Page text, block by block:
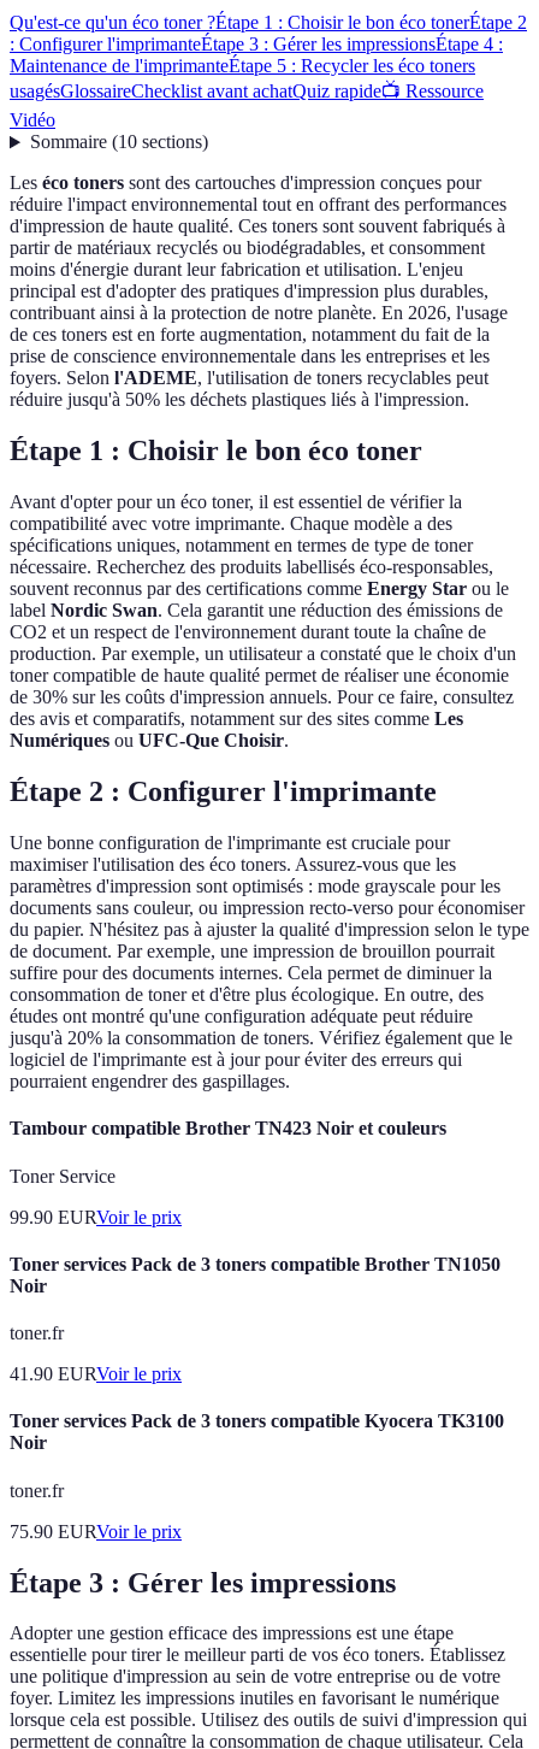
Qu'est-ce qu'un éco toner ?Étape 1 : Choisir le bon éco tonerÉtape 2
: Configurer l'imprimanteÉtape 3 : Gérer les impressionsÉtape 4 :
Maintenance de l'imprimanteÉtape 5 : Recycler les éco toners
usagésGlossaireChecklist avant achatQuiz rapide📺 Ressource
Vidéo
Sommaire(10 sections)
Les éco toners sont des cartouches d'impression conçues pour
réduire l'impact environnemental tout en offrant des performances
d'impression de haute qualité. Ces toners sont souvent fabriqués à
partir de matériaux recyclés ou biodégradables, et consomment
moins d'énergie durant leur fabrication et utilisation. L'enjeu
principal est d'adopter des pratiques d'impression plus durables,
contribuant ainsi à la protection de notre planète. En 2026, l'usage
de ces toners est en forte augmentation, notamment du fait de la
prise de conscience environnementale dans les entreprises et les
foyers. Selon l'ADEME, l'utilisation de toners recyclables peut
réduire jusqu'à 50% les déchets plastiques liés à l'impression.
Étape 1 : Choisir le bon éco toner
Avant d'opter pour un éco toner, il est essentiel de vérifier la
compatibilité avec votre imprimante. Chaque modèle a des
spécifications uniques, notamment en termes de type de toner
nécessaire. Recherchez des produits labellisés éco-responsables,
souvent reconnus par des certifications comme Energy Star ou le
label Nordic Swan. Cela garantit une réduction des émissions de
CO2 et un respect de l'environnement durant toute la chaîne de
production. Par exemple, un utilisateur a constaté que le choix d'un
toner compatible de haute qualité permet de réaliser une économie
de 30% sur les coûts d'impression annuels. Pour ce faire, consultez
des avis et comparatifs, notamment sur des sites comme Les
Numériques ou UFC-Que Choisir.
Étape 2 : Configurer l'imprimante
Une bonne configuration de l'imprimante est cruciale pour
maximiser l'utilisation des éco toners. Assurez-vous que les
paramètres d'impression sont optimisés : mode grayscale pour les
documents sans couleur, ou impression recto-verso pour économiser
du papier. N'hésitez pas à ajuster la qualité d'impression selon le type
de document. Par exemple, une impression de brouillon pourrait
suffire pour des documents internes. Cela permet de diminuer la
consommation de toner et d'être plus écologique. En outre, des
études ont montré qu'une configuration adéquate peut réduire
jusqu'à 20% la consommation de toners. Vérifiez également que le
logiciel de l'imprimante est à jour pour éviter des erreurs qui
pourraient engendrer des gaspillages.
Tambour compatible Brother TN423 Noir et couleurs
Toner Service
99.90 EURVoir le prix
Toner services Pack de 3 toners compatible Brother TN1050
Noir
toner.fr
41.90 EURVoir le prix
Toner services Pack de 3 toners compatible Kyocera TK3100
Noir
toner.fr
75.90 EURVoir le prix
Étape 3 : Gérer les impressions
Adopter une gestion efficace des impressions est une étape
essentielle pour tirer le meilleur parti de vos éco toners. Établissez
une politique d'impression au sein de votre entreprise ou de votre
foyer. Limitez les impressions inutiles en favorisant le numérique
lorsque cela est possible. Utilisez des outils de suivi d'impression qui
permettent de connaître la consommation de chaque utilisateur. Cela